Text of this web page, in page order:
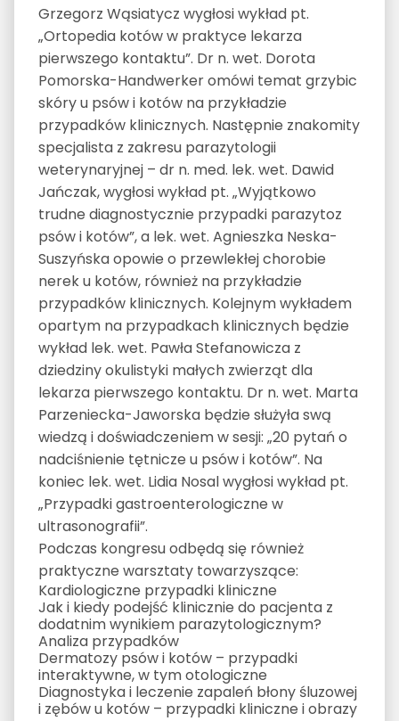
Grzegorz Wąsiatycz wygłosi wykład pt.
„Ortopedia kotów w praktyce lekarza
pierwszego kontaktu”. Dr n. wet. Dorota
Pomorska-Handwerker omówi temat grzybic
skóry u psów i kotów na przykładzie
przypadków klinicznych. Następnie znakomity
specjalista z zakresu parazytologii
weterynaryjnej – dr n. med. lek. wet. Dawid
Jańczak, wygłosi wykład pt. „Wyjątkowo
trudne diagnostycznie przypadki parazytoz
psów i kotów”, a lek. wet. Agnieszka Neska-
Suszyńska opowie o przewlekłej chorobie
nerek u kotów, również na przykładzie
przypadków klinicznych. Kolejnym wykładem
opartym na przypadkach klinicznych będzie
wykład lek. wet. Pawła Stefanowicza z
dziedziny okulistyki małych zwierząt dla
lekarza pierwszego kontaktu. Dr n. wet. Marta
Parzeniecka-Jaworska będzie służyła swą
wiedzą i doświadczeniem w sesji: „20 pytań o
nadciśnienie tętnicze u psów i kotów”. Na
koniec lek. wet. Lidia Nosal wygłosi wykład pt.
„Przypadki gastroenterologiczne w
ultrasonografii”.
Podczas kongresu odbędą się również
praktyczne warsztaty towarzyszące:
Kardiologiczne przypadki kliniczne
Jak i kiedy podejść klinicznie do pacjenta z
dodatnim wynikiem parazytologicznym?
Analiza przypadków
Dermatozy psów i kotów – przypadki
interaktywne, w tym otologiczne
Diagnostyka i leczenie zapaleń błony śluzowej
i zębów u kotów – przypadki kliniczne i obrazy